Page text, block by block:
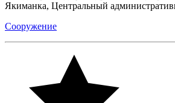
Якиманка, Центральный
Сооружение